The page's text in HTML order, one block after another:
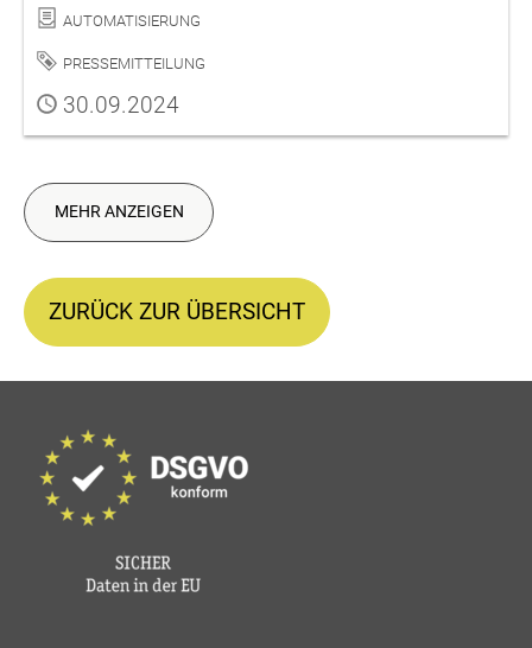
Kategorie
Automatisierung
Schlagwort
Pressemitteilung
Publiziert
30.09.2024
MEHR ANZEIGEN
ZURÜCK ZUR ÜBERSICHT